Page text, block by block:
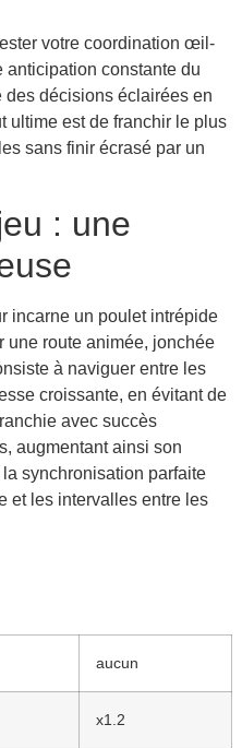
votre coordination œil-
anticipation constante du
des décisions éclairées en
ultime est de franchir le plus
sans finir écrasé par un
: une
incarne un poulet intrépide
une route animée, jonchée
à naviguer entre les
croissante, en évitant de
avec succès
augmentant ainsi son
synchronisation parfaite
et les intervalles entre les
aucun
x1.2